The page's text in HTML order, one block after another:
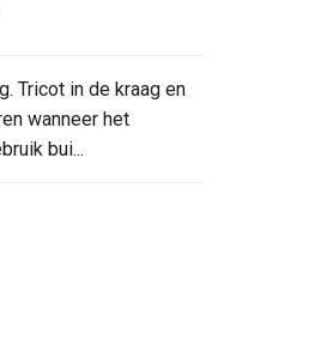
Tricot in de kraag en
wanneer het
bui...